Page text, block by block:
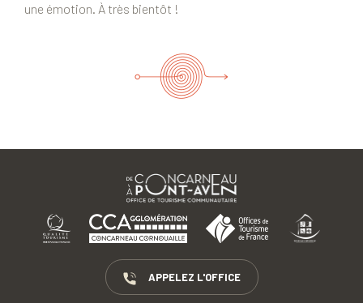
une émotion. À très bientôt !
APPELEZ L'OFFICE